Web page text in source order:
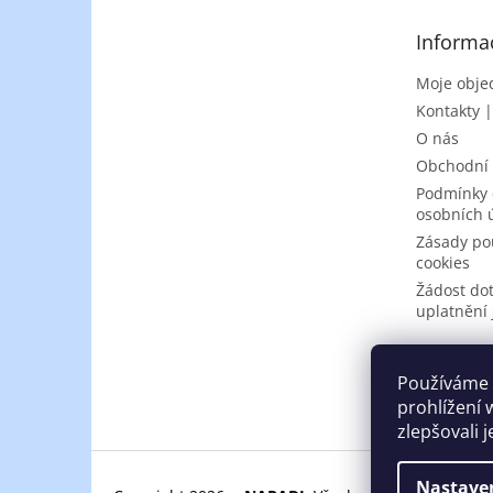
prohlížení
zlepšovali
Moje
Kontakty |
O nás
osobních
Zásady
cookies
Žádost
uplatnění